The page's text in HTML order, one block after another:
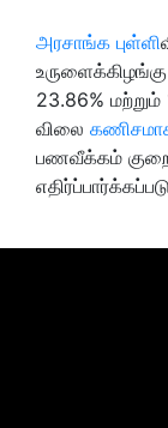
அரசாங்க புள்ளி
23.86%
விலை
பணவீக்கம்